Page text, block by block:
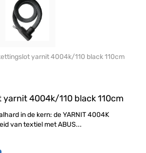
yarnit 4004k/110 black 110cm
4004k/110 black 110cm
in de kern: de YARNIT 4004K
van textiel met ABUS...